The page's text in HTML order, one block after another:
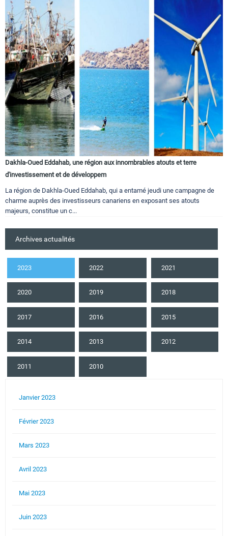
Dakhla-Oued Eddahab, une région aux innombrables atouts et terre
d'investissement et de développem
La région de Dakhla-Oued Eddahab, qui a entamé jeudi une campagne de
charme auprès des investisseurs canariens en exposant ses atouts
majeurs, constitue un c...
Archives actualités
2023 2022 2021
2020 2019 2018
2017 2016 2015
2014 2013 2012
2011 2010
Janvier 2023
Février 2023
Mars 2023
Avril 2023
Mai 2023
Juin 2023